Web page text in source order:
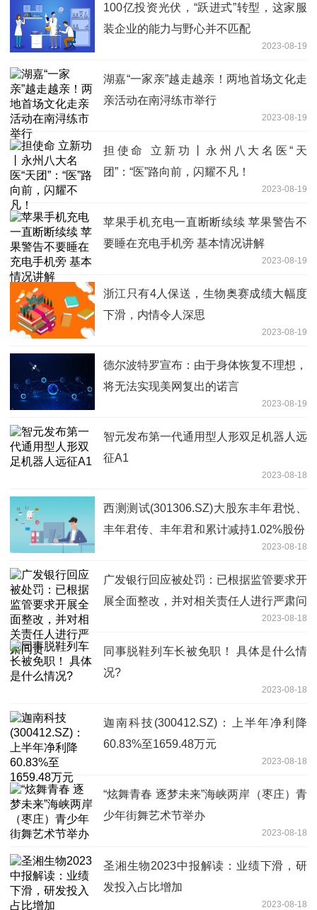
100亿投资光伏，“跃进式”转型，这家服
装企业的能力与野心并不匹配
2023-08-19
湖嘉“一家亲”越走越亲！两地首场文化走
亲活动在南浔练市举行
2023-08-19
担使命 立新功丨永州八大名医“天
团”：“医”路向前，闪耀不凡！
2023-08-19
苹果手机充电一直断断续续 苹果警告不
要睡在充电手机旁 基本情况讲解
2023-08-19
浙江只有4人保送，生物奥赛成绩大幅度
下滑，内情令人深思
2023-08-19
德尔波特罗宣布：由于身体恢复不理想，
将无法实现美网复出的诺言
2023-08-19
智元发布第一代通用型人形双足机器人远
征A1
2023-08-18
西测测试(301306.SZ)大股东丰年君悦、
丰年君传、丰年君和累计减持1.02%股份
2023-08-18
广发银行回应被处罚：已根据监管要求开
展全面整改，并对相关责任人进行严肃问
2023-08-18
同事脱鞋列车长被免职！ 具体是什么情
况?
2023-08-18
迦南科技(300412.SZ)：上半年净利降
60.83%至1659.48万元
2023-08-18
“炫舞青春 逐梦未来”海峡两岸（枣庄）青
少年街舞艺术节举办
2023-08-18
圣湘生物2023中报解读：业绩下滑，研
发投入占比增加
2023-08-18